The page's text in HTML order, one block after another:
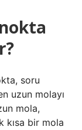
soru
uzun molayı
mola,
kısa bir mola